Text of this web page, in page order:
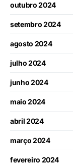
outubro 2024
setembro 2024
agosto 2024
julho 2024
junho 2024
maio 2024
abril 2024
março 2024
fevereiro 2024